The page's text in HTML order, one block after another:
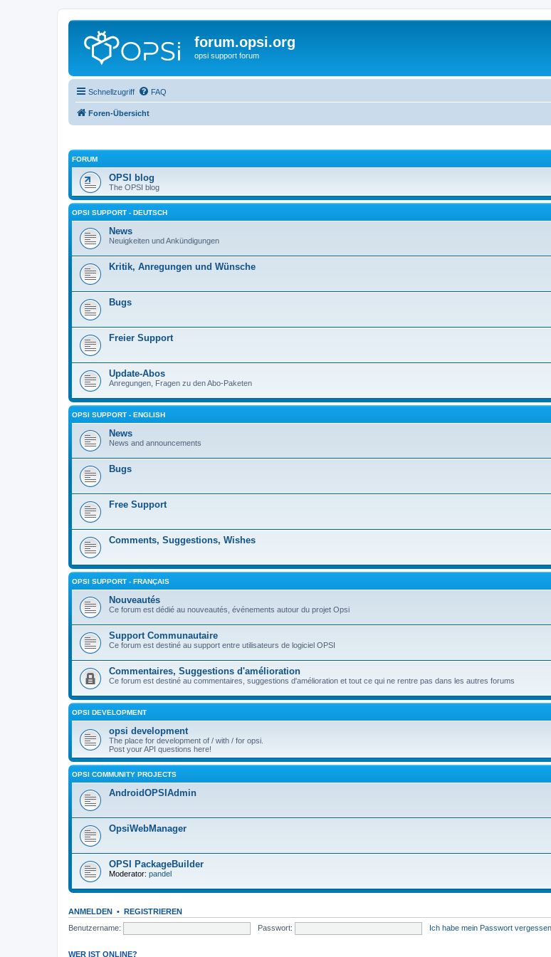
forum.opsi.org
opsi support forum
Schnellzugriff FAQ
Foren-Übersicht
FORUM
OPSI blog
The OPSI blog
OPSI SUPPORT - DEUTSCH
News
Neuigkeiten und Ankündigungen
Kritik, Anregungen und Wünsche
Bugs
Freier Support
Update-Abos
Anregungen, Fragen zu den Abo-Paketen
OPSI SUPPORT - ENGLISH
News
News and announcements
Bugs
Free Support
Comments, Suggestions, Wishes
OPSI SUPPORT - FRANÇAIS
Nouveautés
Ce forum est dédié au nouveautés, événements autour du projet Opsi
Support Communautaire
Ce forum est destiné au support entre utilisateurs de logiciel OPSI
Commentaires, Suggestions d'amélioration
Ce forum est destiné au commentaires, suggestions d'amélioration et tout ce qui ne rentre pas dans les autres forums
OPSI DEVELOPMENT
opsi development
The place for development of / with / for opsi.
Post your API questions here!
OPSI COMMUNITY PROJECTS
AndroidOPSIAdmin
OpsiWebManager
OPSI PackageBuilder
Moderator: pandel
ANMELDEN • REGISTRIEREN
Benutzername:
Passwort: Ich habe mein Passwort vergessen
WER IST ONLINE?